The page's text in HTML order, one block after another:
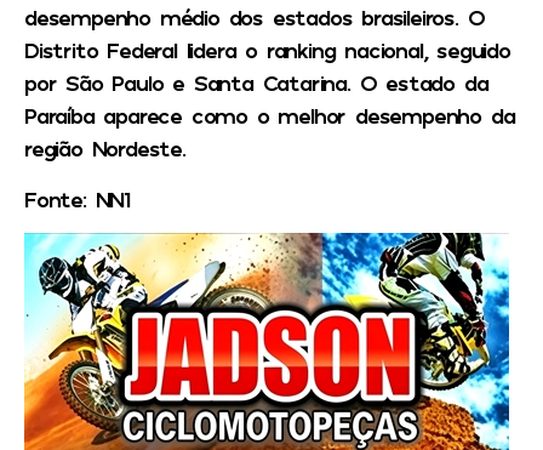
desempenho médio dos estados brasileiros. O
Distrito Federal lidera o ranking nacional, seguido
por São Paulo e Santa Catarina. O estado da
Paraíba aparece como o melhor desempenho da
região Nordeste.
Fonte: NN1